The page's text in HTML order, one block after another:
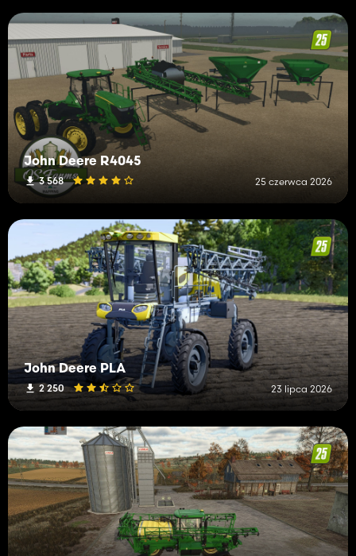
John Deere R4045
3 568 25 czerwca 2026
John Deere PLA
2 250 23 lipca 2026